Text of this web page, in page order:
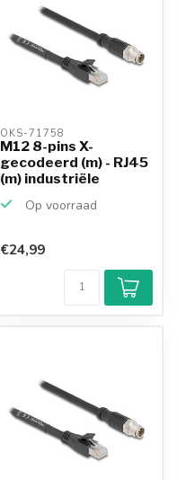
OKS-71758
M12 8-pins X-
gecodeerd (m) - RJ45
(m) industriële
Op voorraad
€24,99